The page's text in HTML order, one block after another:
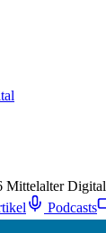
Mittelalter Digital
Podcasts